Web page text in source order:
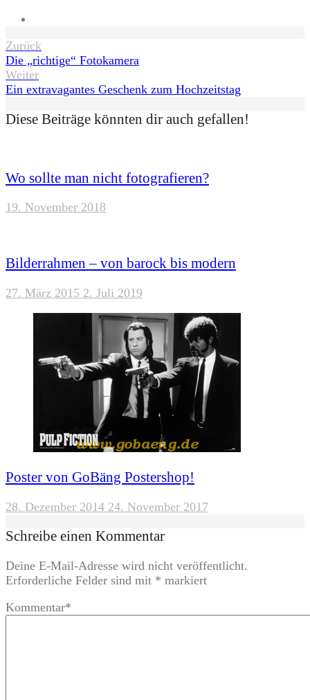
Beitragsnavigation
Zurück
Die „richtige“ Fotokamera
Weiter
Ein extravagantes Geschenk zum Hochzeitstag
Diese Beiträge könnten dir auch gefallen!
Wo sollte man nicht fotografieren?
19. November 2018
Bilderrahmen – von barock bis modern
27. März 2015 2. Juli 2019
Poster von GoBäng Postershop!
28. Dezember 2014 24. November 2017
Schreibe einen Kommentar
Deine E-Mail-Adresse wird nicht veröffentlicht.
Erforderliche Felder sind mit * markiert
Kommentar*